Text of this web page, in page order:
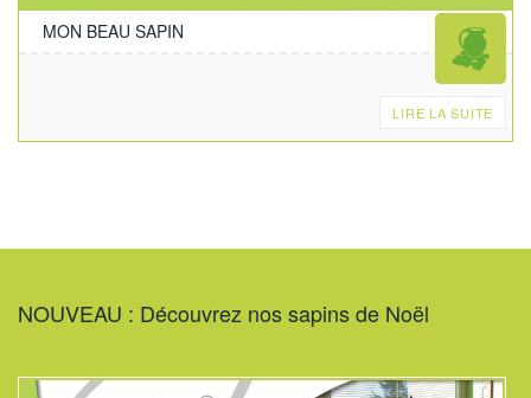
MON BEAU SAPIN
LIRE LA SUITE
NOUVEAU : Découvrez nos sapins de Noël